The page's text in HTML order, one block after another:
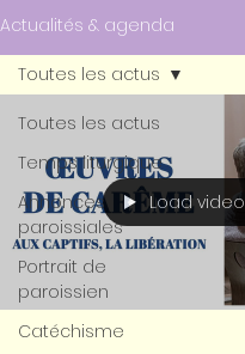
Actualités & agenda
Toutes les actus
Temps liturgique
Annonces
paroissiales
Portrait de
paroissien
Catéchisme
Toutes les actus
Load video